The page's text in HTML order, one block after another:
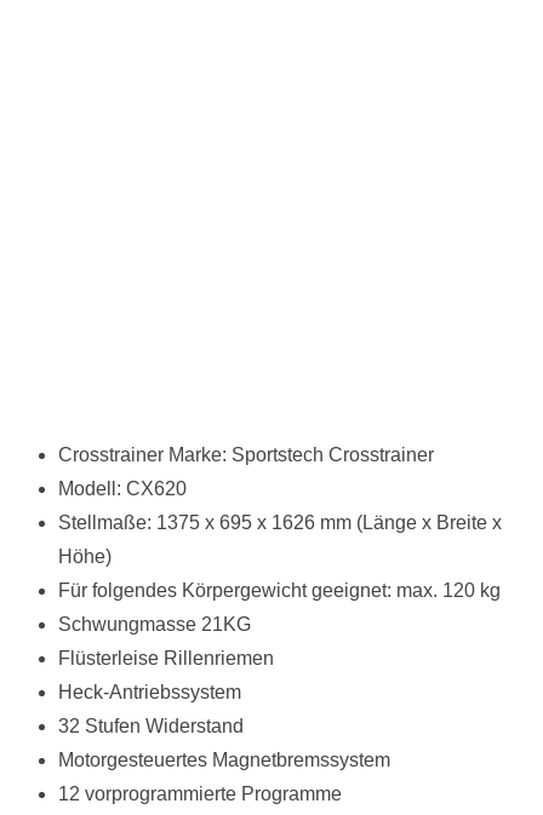
Crosstrainer Marke: Sportstech Crosstrainer
Modell: CX620
Stellmaße: 1375 x 695 x 1626 mm (Länge x Breite x
Höhe)
Für folgendes Körpergewicht geeignet: max. 120 kg
Schwungmasse 21KG
Flüsterleise Rillenriemen
Heck-Antriebssystem
32 Stufen Widerstand
Motorgesteuertes Magnetbremssystem
12 vorprogrammierte Programme